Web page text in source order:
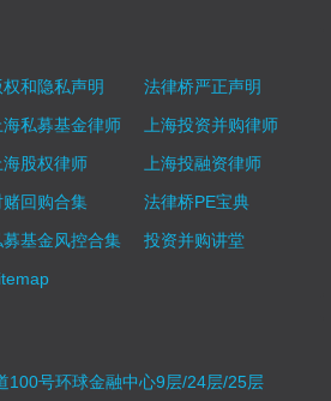
权和隐私声明
法律桥严正声明
海私募基金律师
上海投资并购律师
海股权律师
上海投融资律师
赌回购合集
法律桥PE宝典
募基金风控合集
投资并购讲堂
100号环球金融中心9层/24层/25层